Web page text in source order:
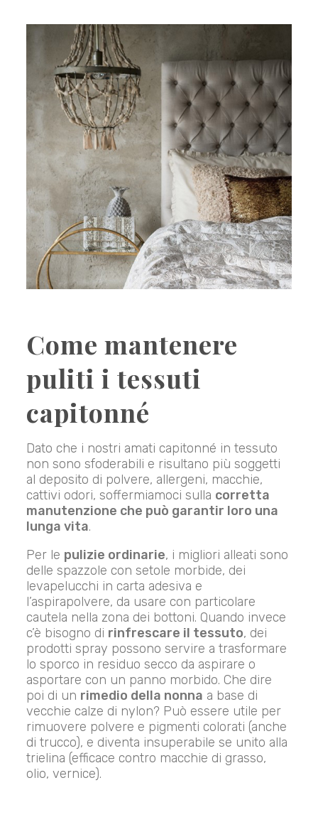
Come mantenere
puliti i tessuti
capitonné
Dato che i nostri amati capitonné in tessuto
non sono sfoderabili e risultano più soggetti
al deposito di polvere, allergeni, macchie,
cattivi odori, soffermiamoci sulla corretta
manutenzione che può garantir loro una
lunga vita.
Per le pulizie ordinarie, i migliori alleati sono
delle spazzole con setole morbide, dei
levapelucchi in carta adesiva e
l’aspirapolvere, da usare con particolare
cautela nella zona dei bottoni. Quando invece
c’è bisogno di rinfrescare il tessuto, dei
prodotti spray possono servire a trasformare
lo sporco in residuo secco da aspirare o
asportare con un panno morbido. Che dire
poi di un rimedio della nonna a base di
vecchie calze di nylon? Può essere utile per
rimuovere polvere e pigmenti colorati (anche
di trucco), e diventa insuperabile se unito alla
trielina (efficace contro macchie di grasso,
olio, vernice).